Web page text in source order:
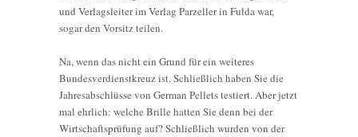
und Verlagsleiter im Verlag Parzeller in Fulda war,
sogar den Vorsitz teilen.
Na, wenn das nicht ein Grund für ein weiteres
Bundesverdienstkreuz ist. Schließlich haben Sie die
Jahresabschlüsse von German Pellets testiert. Aber jetzt
mal ehrlich: welche Brille hatten Sie denn bei der
Wirtschaftsprüfung auf? Schließlich wurden von der